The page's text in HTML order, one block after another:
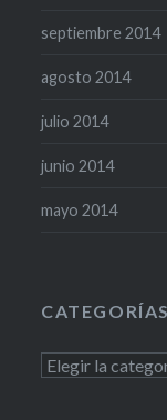
septiembre 2014
agosto 2014
julio 2014
junio 2014
mayo 2014
CATEGORÍAS
Categorías